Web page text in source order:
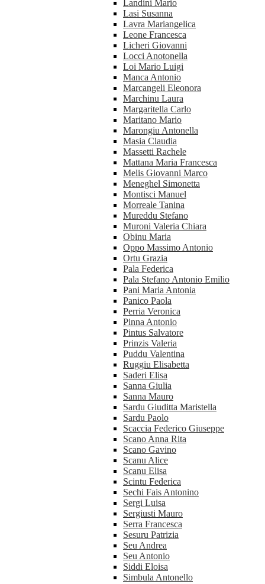
Landini Mario
Lasi Susanna
Lavra Mariangelica
Leone Francesca
Licheri Giovanni
Locci Anotonella
Loi Mario Luigi
Manca Antonio
Marcangeli Eleonora
Marchinu Laura
Margaritella Carlo
Maritano Mario
Marongiu Antonella
Masia Claudia
Massetti Rachele
Mattana Maria Francesca
Melis Giovanni Marco
Meneghel Simonetta
Montisci Manuel
Morreale Tanina
Mureddu Stefano
Muroni Valeria Chiara
Obinu Maria
Oppo Massimo Antonio
Ortu Grazia
Pala Federica
Pala Stefano Antonio Emilio
Pani Maria Antonia
Panico Paola
Perria Veronica
Pinna Antonio
Pintus Salvatore
Prinzis Valeria
Puddu Valentina
Ruggiu Elisabetta
Saderi Elisa
Sanna Giulia
Sanna Mauro
Sardu Giuditta Maristella
Sardu Paolo
Scaccia Federico Giuseppe
Scano Anna Rita
Scano Gavino
Scanu Alice
Scanu Elisa
Scintu Federica
Sechi Fais Antonino
Sergi Luisa
Sergiusti Mauro
Serra Francesca
Sesuru Patrizia
Seu Andrea
Seu Antonio
Siddi Eloisa
Simbula Antonello